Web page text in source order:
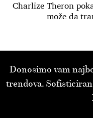
Charlize Theron
može da
Donosimo vam
trendova.